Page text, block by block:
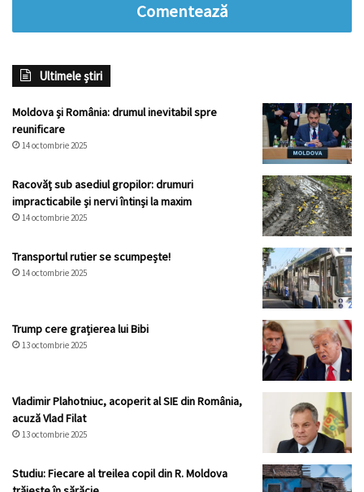
Comentează
Ultimele știri
Moldova și România: drumul inevitabil spre
reunificare
14 octombrie 2025
Racovăț sub asediul gropilor: drumuri
impracticabile și nervi întinși la maxim
14 octombrie 2025
Transportul rutier se scumpește!
14 octombrie 2025
Trump cere grațierea lui Bibi
13 octombrie 2025
Vladimir Plahotniuc, acoperit al SIE din România,
acuză Vlad Filat
13 octombrie 2025
Studiu: Fiecare al treilea copil din R. Moldova